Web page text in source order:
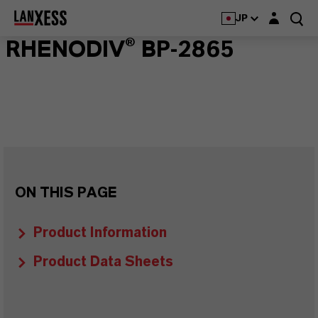
JP Login layer
RHENODIV® BP-2865
ON THIS PAGE
Product Information
Product Data Sheets